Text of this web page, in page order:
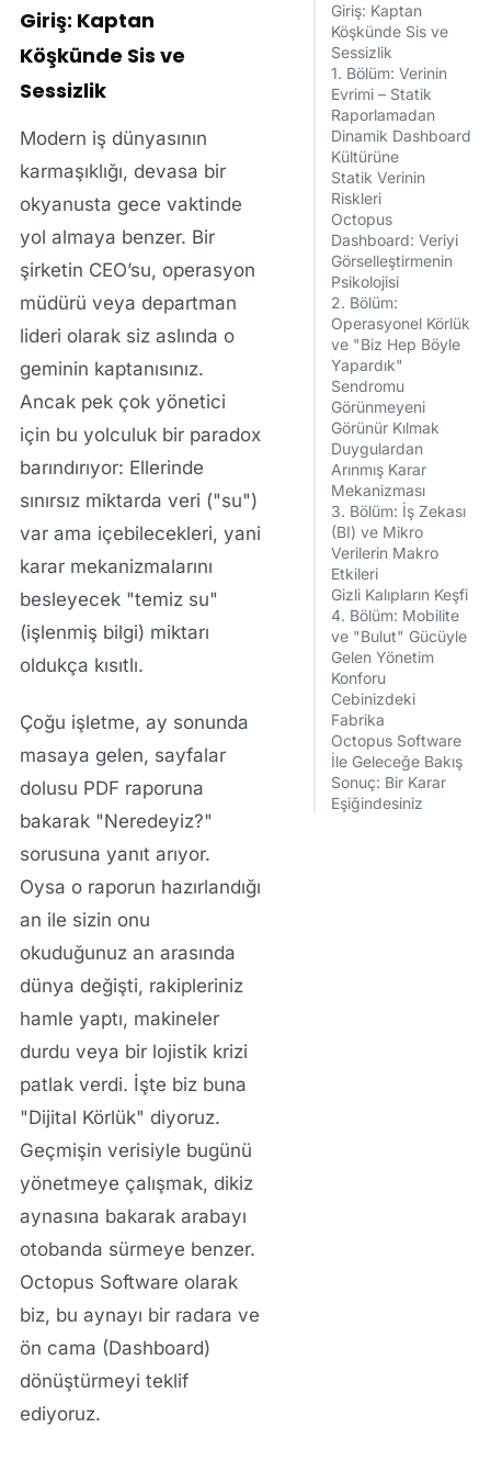
Giriş: Kaptan
Köşkünde Sis ve
Sessizlik
1. Bölüm: Verinin
Evrimi – Statik
Raporlamadan
Dinamik Dashboard
Kültürüne
Statik Verinin
Riskleri
Octopus
Dashboard: Veriyi
Görselleştirmenin
Psikolojisi
2. Bölüm:
Operasyonel Körlük
ve "Biz Hep Böyle
Yapardık"
Sendromu
Görünmeyeni
Görünür Kılmak
Duygulardan
Arınmış Karar
Mekanizması
3. Bölüm: İş Zekası
(BI) ve Mikro
Verilerin Makro
Etkileri
Gizli Kalıpların Keşfi
4. Bölüm: Mobilite
ve "Bulut" Gücüyle
Gelen Yönetim
Konforu
Cebinizdeki
Fabrika
Octopus Software
İle Geleceğe Bakış
Sonuç: Bir Karar
Eşiğindesiniz
Giriş: Kaptan
Köşkünde Sis ve
Sessizlik
Modern iş dünyasının
karmaşıklığı, devasa bir
okyanusta gece vaktinde
yol almaya benzer. Bir
şirketin CEO’su, operasyon
müdürü veya departman
lideri olarak siz aslında o
geminin kaptanısınız.
Ancak pek çok yönetici
için bu yolculuk bir paradox
barındırıyor: Ellerinde
sınırsız miktarda veri ("su")
var ama içebilecekleri, yani
karar mekanizmalarını
besleyecek "temiz su"
(işlenmiş bilgi) miktarı
oldukça kısıtlı.
Çoğu işletme, ay sonunda
masaya gelen, sayfalar
dolusu PDF raporuna
bakarak "Neredeyiz?"
sorusuna yanıt arıyor.
Oysa o raporun hazırlandığı
an ile sizin onu
okuduğunuz an arasında
dünya değişti, rakipleriniz
hamle yaptı, makineler
durdu veya bir lojistik krizi
patlak verdi. İşte biz buna
"Dijital Körlük" diyoruz.
Geçmişin verisiyle bugünü
yönetmeye çalışmak, dikiz
aynasına bakarak arabayı
otobanda sürmeye benzer.
Octopus Software olarak
biz, bu aynayı bir radara ve
ön cama (Dashboard)
dönüştürmeyi teklif
ediyoruz.